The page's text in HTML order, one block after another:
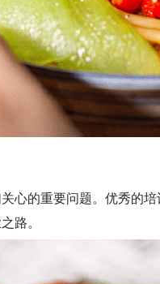
的重要问题。优秀的培
路。